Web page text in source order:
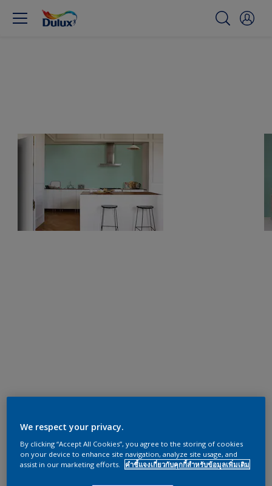
We respect your privacy.
By clicking “Accept All Cookies”, you agree to the storing of cookies
on your device to enhance site navigation, analyze site usage, and
assist in our marketing efforts.
คำชี้แจงเกี่ยวกับคุกกี้สำหรับข้อมูลเพิ่มเติม